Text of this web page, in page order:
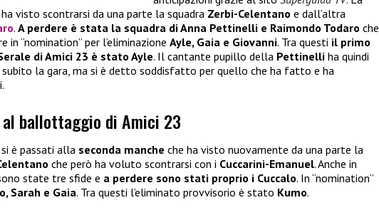
ha visto scontrarsi da una parte la squadra Zerbi-Celentano e dall’altra
. A perdere è stata la squadra di Anna Pettinelli e Raimondo Todaro che
in “nomination” per l’eliminazione Ayle, Gaia e Giovanni. Tra questi il primo
di Amici 23 è stato Ayle. Il cantante pupillo della Pettinelli ha quindi
la gara, ma si è detto soddisfatto per quello che ha fatto e ha
ballottaggio di Amici 23
è passati alla seconda manche che ha visto nuovamente da una parte la
che però ha voluto scontrarsi con i Cuccarini-Emanuel. Anche in
state tre sfide e a perdere sono stati proprio i Cuccalo. In “nomination”
Sarah e Gaia. Tra questi l’eliminato provvisorio è stato Kumo.